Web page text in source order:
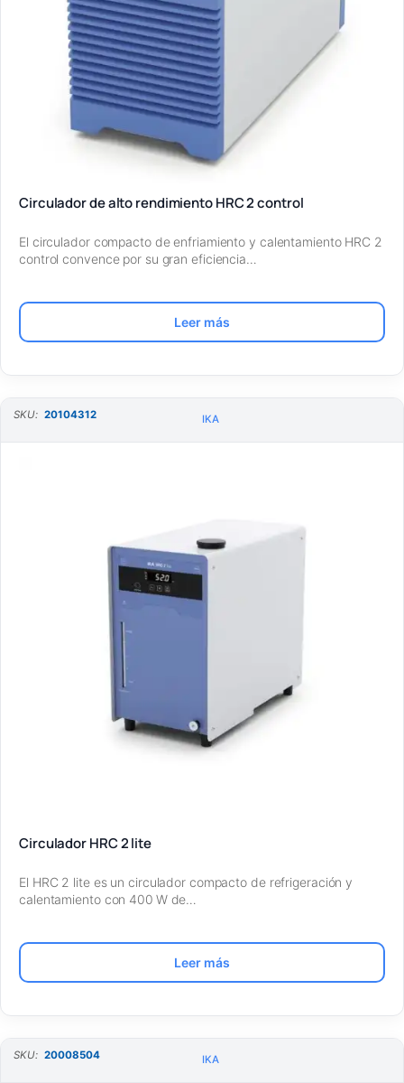
Circulador de alto rendimiento HRC 2 control
El circulador compacto de enfriamiento y calentamiento HRC 2
control convence por su gran eficiencia…
Leer más
SKU: 20104312 IKA
Circulador HRC 2 lite
El HRC 2 lite es un circulador compacto de refrigeración y
calentamiento con 400 W de…
Leer más
SKU: 20008504 IKA